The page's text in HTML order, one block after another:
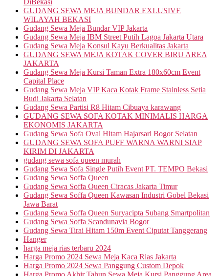
GUDANG SEWA MEJA BUNDAR EXLUSIVE
WILAYAH BEKASI
Gudang Sewa Meja Bundar VIP Jakarta
Gudang Sewa Meja IBM Street Putih Lagoa Jakarta Utara
Gudang Sewa Meja Konsul Kayu Berkualitas Jakarta
GUDANG SEWA MEJA KOTAK COVER BIRU AREA
JAKARTA
Gudang Sewa Meja Kursi Taman Extra 180x60cm Event
Capital Place
Gudang Sewa Meja VIP Kaca Kotak Frame Stainless Setia
Budi Jakarta Selatan
Gudang Sewa Partisi R8 Hitam Cibuaya karawang
GUDANG SEWA SOFA KOTAK MINIMALIS HARGA
EKONOMIS JAKARTA
Gudang Sewa Sofa Oval Hitam Hajarsari Bogor Selatan
GUDANG SEWA SOFA PUFF WARNA WARNI SIAP
KIRIM DI JAKARTA
gudang sewa sofa queen murah
Gudang Sewa Sofa Single Putih Event PT. TEMPO Bekasi
Gudang Sewa Soffa Queen
Gudang Sewa Soffa Queen Ciracas Jakarta Timur
Gudang Sewa Soffa Queen Kawasan Industri Gobel Bekasi
Jawa Barat
Gudang Sewa Soffa Queen Suryacipta Subang Smartpolitan
Gudang Sewa Soffa Scandunavia Bogor
Gudang Sewa Tirai Hitam 150m Event Ciputat Tanggerang
Hanger
harga meja rias terbaru 2024
Harga Promo 2024 Sewa Meja Kaca Rias Jakarta
Harga Promo 2024 Sewa Panggung Custom Depok
Harga Promo Akhir Tahun Sewa Meja Kursi Panggung Area